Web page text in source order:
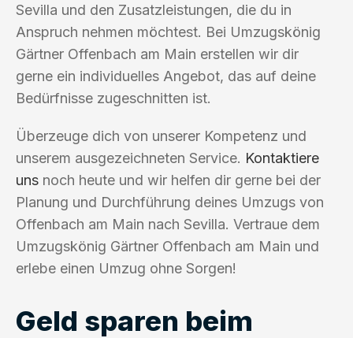
Sevilla und den Zusatzleistungen, die du in
Anspruch nehmen möchtest. Bei Umzugskönig
Gärtner Offenbach am Main erstellen wir dir
gerne ein individuelles Angebot, das auf deine
Bedürfnisse zugeschnitten ist.
Überzeuge dich von unserer Kompetenz und
unserem ausgezeichneten Service. Kontaktiere
uns noch heute und wir helfen dir gerne bei der
Planung und Durchführung deines Umzugs von
Offenbach am Main nach Sevilla. Vertraue dem
Umzugskönig Gärtner Offenbach am Main und
erlebe einen Umzug ohne Sorgen!
Geld sparen beim